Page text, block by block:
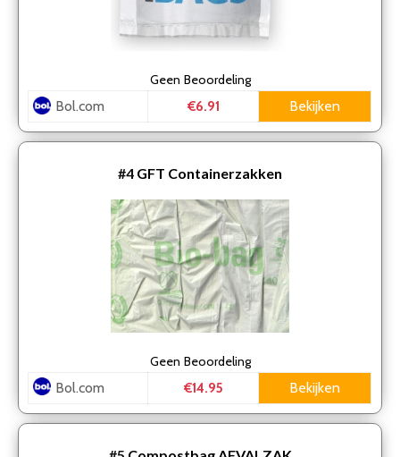
Geen Beoordeling
Bol.com €6.91 Bekijken
#4 GFT Containerzakken
Geen Beoordeling
Bol.com €14.95 Bekijken